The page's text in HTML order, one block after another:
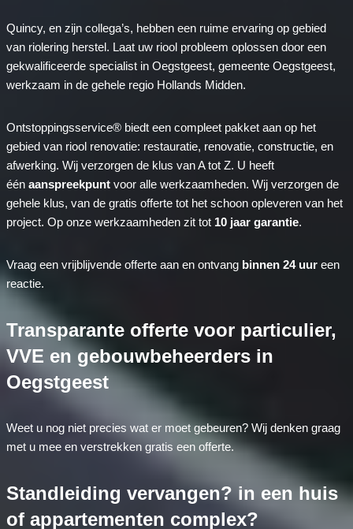
Quincy, en zijn collega’s, hebben een ruime ervaring op gebied
van riolering herstel. Laat uw riool probleem oplossen door een
gekwalificeerde specialist in Oegstgeest, gemeente Oegstgeest,
werkzaam in de gehele regio Hollands Midden.
Ontstoppingsservice® biedt een compleet pakket aan op het
gebied van riool renovatie: restauratie, renovatie, constructie, en
afwerking. Wij verzorgen de klus van A tot Z. U heeft
één aanspreekpuntvoor alle werkzaamheden. Wij verzorgen de
gehele klus, van de gratis offerte tot het schoon opleveren van het
project. Op onze werkzaamheden zit tot 10 jaar garantie.
Vraag een vrijblijvende offerte aan en ontvang binnen 24 uureen
reactie.
Transparante offerte voor particulier,
VVE en gebouwbeheerders in
Oegstgeest
Weet u nog niet precies wat er moet gebeuren? Wij denken graag
met u mee en verstrekken gratis een offerte.
Standleiding vervangen? in een huis
of appartementen complex?